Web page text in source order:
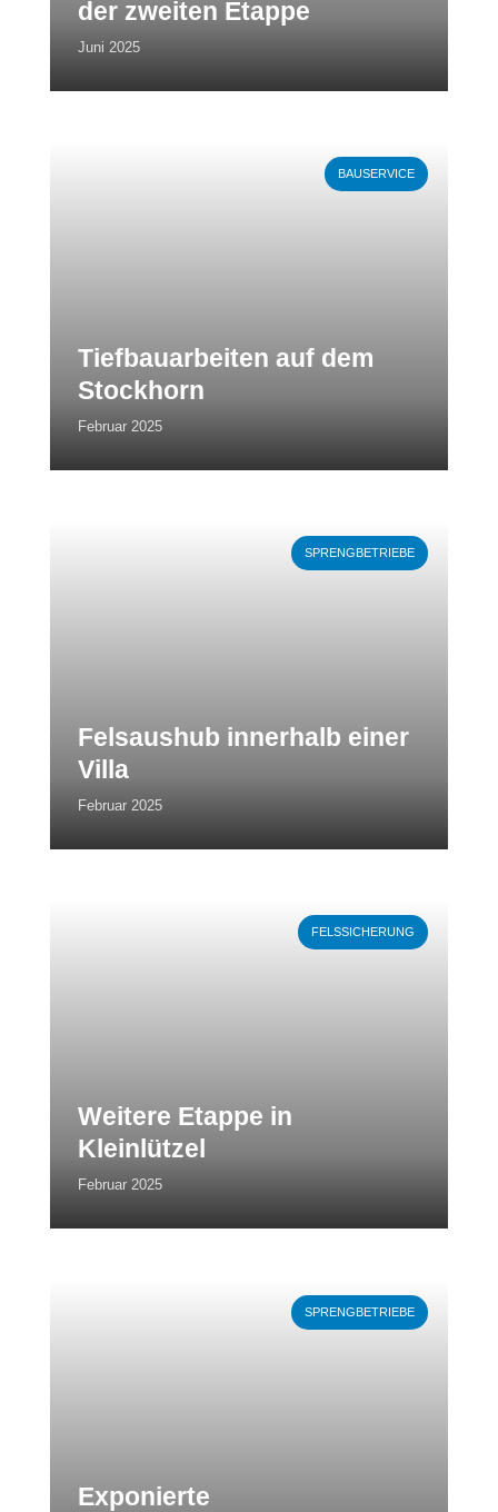
der zweiten Etappe
Juni 2025
BAUSERVICE
Tiefbauarbeiten auf dem
Stockhorn
Februar 2025
SPRENGBETRIEBE
Felsaushub innerhalb einer
Villa
Februar 2025
FELSSICHERUNG
Weitere Etappe in
Kleinlützel
Februar 2025
SPRENGBETRIEBE
Exponierte